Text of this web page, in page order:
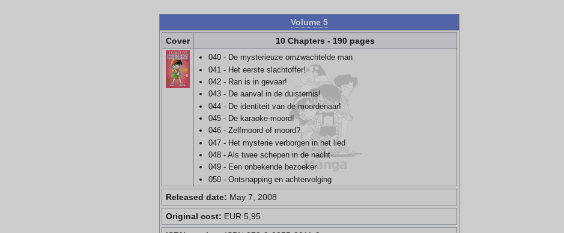
Volume 5
Cover
10 Chapters - 190 pages
040 - De mysterieuze omzwachtelde man
041 - Het eerste slachtoffer!
042 - Ran is in gevaar!
043 - De aanval in de duisternis!
044 - De identiteit van de moordenaar!
045 - De karaoke-moord!
046 - Zelfmoord of moord?
047 - Het mysterie verborgen in het lied
048 - Als twee schepen in de nacht
049 - Een onbekende bezoeker
050 - Ontsnapping en achtervolging
Released date: May 7, 2008
Original cost: EUR 5,95